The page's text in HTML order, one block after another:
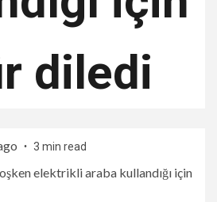
diledi
3 min read